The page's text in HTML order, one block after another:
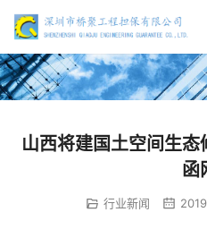
山西将建国土空间生
函
行业新闻